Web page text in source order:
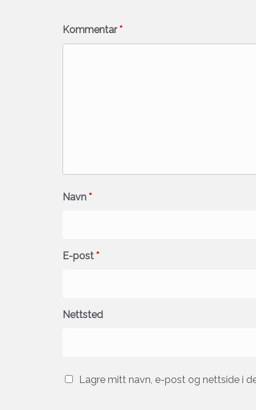
Kommentar*
Navn *
E-post *
Nettsted
Lagre mitt navn, e-post og nettside i